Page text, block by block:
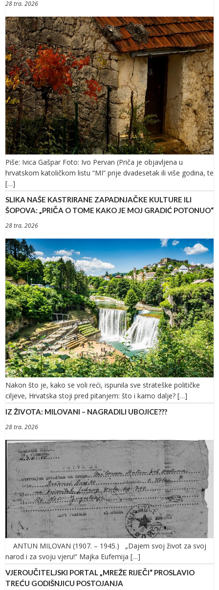
28 tra. 2026
Piše: Ivica Gašpar Foto: Ivo Pervan (Priča je objavljena u
hrvatskom katoličkom listu “MI” prije dvadesetak ili više godina, te
[…]
SLIKA NAŠE KASTRIRANE ZAPADNJAČKE KULTURE ILI
ŠOPOVA: „PRIČA O TOME KAKO JE MOJ GRADIĆ POTONUO“
28 tra. 2026
Nakon što je, kako se voli reći, ispunila sve strateške političke
ciljeve, Hrvatska stoji pred pitanjem: što i kamo dalje? […]
IZ ŽIVOTA: MILOVANI – NAGRADILI UBOJICE???
28 tra. 2026
ANTUN MILOVAN (1907. – 1945.) „Dajem svoj život za svoj
narod i za svoju vjeru!“ Majka Eufemija […]
VJEROUČITELJSKI PORTAL „MREŽE RIJEČI“ PROSLAVIO
TREĆU GODIŠNJICU POSTOJANJA